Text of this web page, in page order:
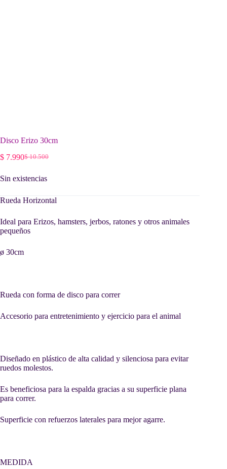
Disco Erizo 30cm
$10.500
El
original
$ 10.500.
$ 7.990El
actual
$ 7.990.
Sin existencias
Rueda Horizontal
Ideal para Erizos, hamsters, jerbos, ratones y otros animales
pequeños
ø 30cm
Rueda con forma de disco para correr
Accesorio para entretenimiento y ejercicio para el animal
Diseñado en plástico de alta calidad y silenciosa para evitar
ruedos molestos.
Es beneficiosa para la espalda gracias a su superficie plana
para correr.
Superficie con refuerzos laterales para mejor agarre.
MEDIDA